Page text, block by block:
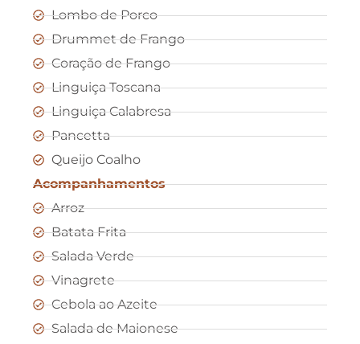
Lombo de Porco
Drummet de Frango
Coração de Frango
Linguiça Toscana
Linguiça Calabresa
Pancetta
Queijo Coalho
Acompanhamentos
Arroz
Batata Frita
Salada Verde
Vinagrete
Cebola ao Azeite
Salada de Maionese